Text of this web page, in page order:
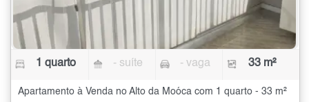
1 quarto - suíte - vaga 33 m²
Apartamento à Venda no Alto da Moóca com 1 quarto - 33 m²